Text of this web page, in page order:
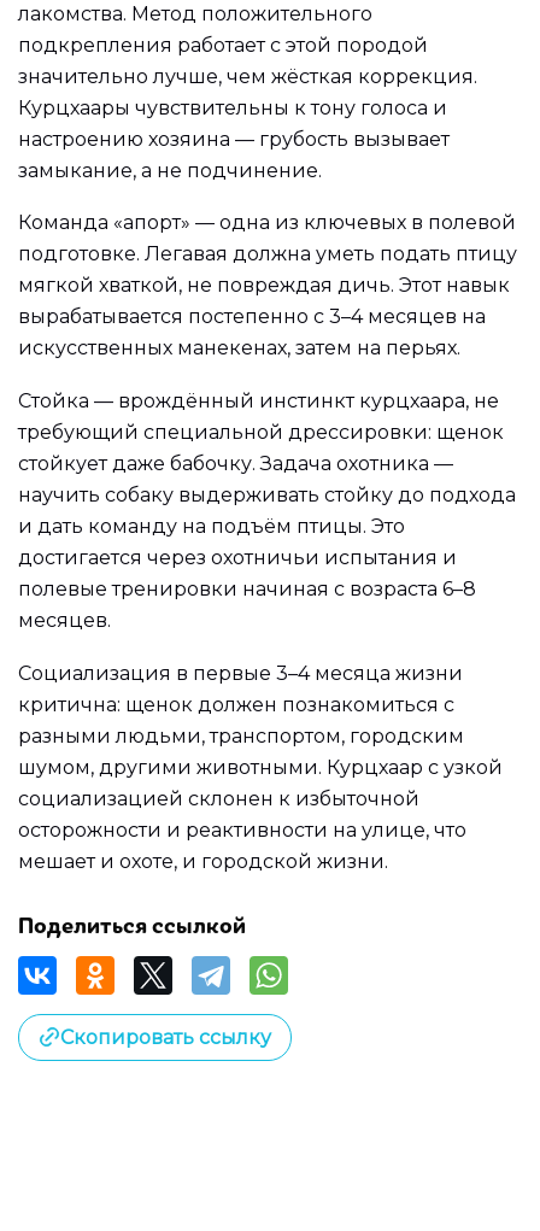
лакомства. Метод положительного
подкрепления работает с этой породой
значительно лучше, чем жёсткая коррекция.
Курцхаары чувствительны к тону голоса и
настроению хозяина — грубость вызывает
замыкание, а не подчинение.
Команда «апорт» — одна из ключевых в полевой
подготовке. Легавая должна уметь подать птицу
мягкой хваткой, не повреждая дичь. Этот навык
вырабатывается постепенно с 3–4 месяцев на
искусственных манекенах, затем на перьях.
Стойка — врождённый инстинкт курцхаара, не
требующий специальной дрессировки: щенок
стойкует даже бабочку. Задача охотника —
научить собаку выдерживать стойку до подхода
и дать команду на подъём птицы. Это
достигается через охотничьи испытания и
полевые тренировки начиная с возраста 6–8
месяцев.
Социализация в первые 3–4 месяца жизни
критична: щенок должен познакомиться с
разными людьми, транспортом, городским
шумом, другими животными. Курцхаар с узкой
социализацией склонен к избыточной
осторожности и реактивности на улице, что
мешает и охоте, и городской жизни.
Поделиться ссылкой
Скопировать ссылку